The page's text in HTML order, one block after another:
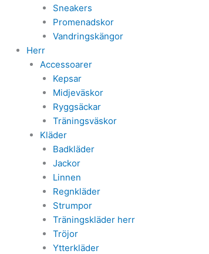
Sneakers
Promenadskor
Vandringskängor
Herr
Accessoarer
Kepsar
Midjeväskor
Ryggsäckar
Träningsväskor
Kläder
Badkläder
Jackor
Linnen
Regnkläder
Strumpor
Träningskläder herr
Tröjor
Ytterkläder